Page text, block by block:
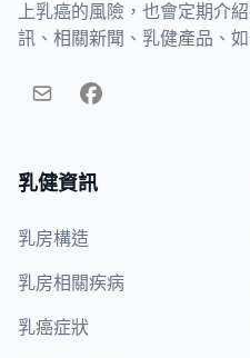
上乳癌的風險，也會定期介
訊、相關新聞、乳健產品、
乳健資訊
乳房構造
乳房相關疾病
乳癌症狀